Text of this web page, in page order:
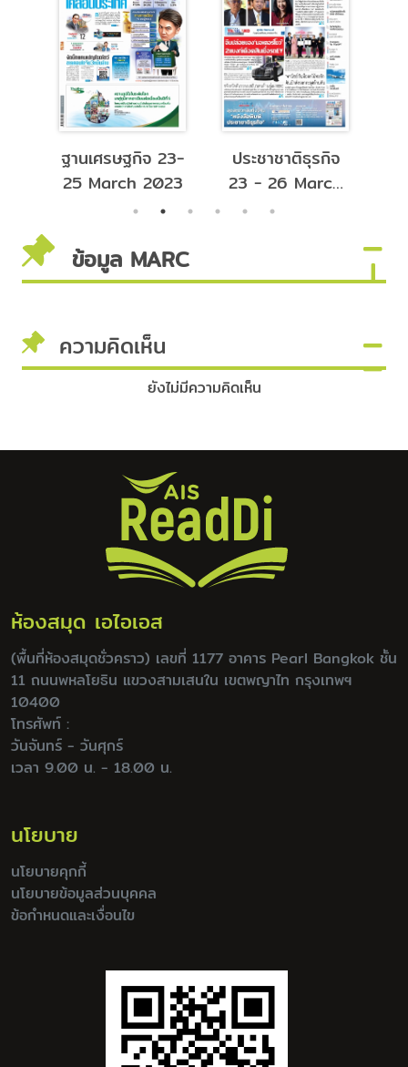
ฐานเศรษฐกิจ 23-
25 March 2023
ประชาชาติธุรกิจ
23 - 26 March
2023
ข้อมูล MARC
ความคิดเห็น
ยังไม่มีความคิดเห็น
ห้องสมุด เอไอเอส
(พื้นที่ห้องสมุดชั่วคราว) เลขที่ 1177 อาคาร Pearl Bangkok ชั้น
11 ถนนพหลโยธิน แขวงสามเสนใน เขตพญาไท กรุงเทพฯ
10400
โทรศัพท์ :
วันจันทร์ - วันศุกร์
เวลา 9.00 น. - 18.00 น.
นโยบาย
นโยบายคุกกี้
นโยบายข้อมูลส่วนบุคคล
ข้อกำหนดและเงื่อนไข